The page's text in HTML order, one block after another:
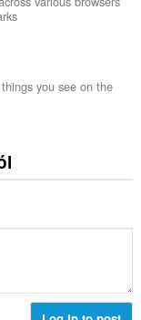
you see on the